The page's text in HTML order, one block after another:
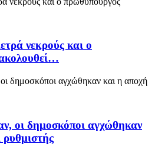
νεκρούς και ο
οι δημοσκόποι αγχώθηκαν
ρυθμιστής